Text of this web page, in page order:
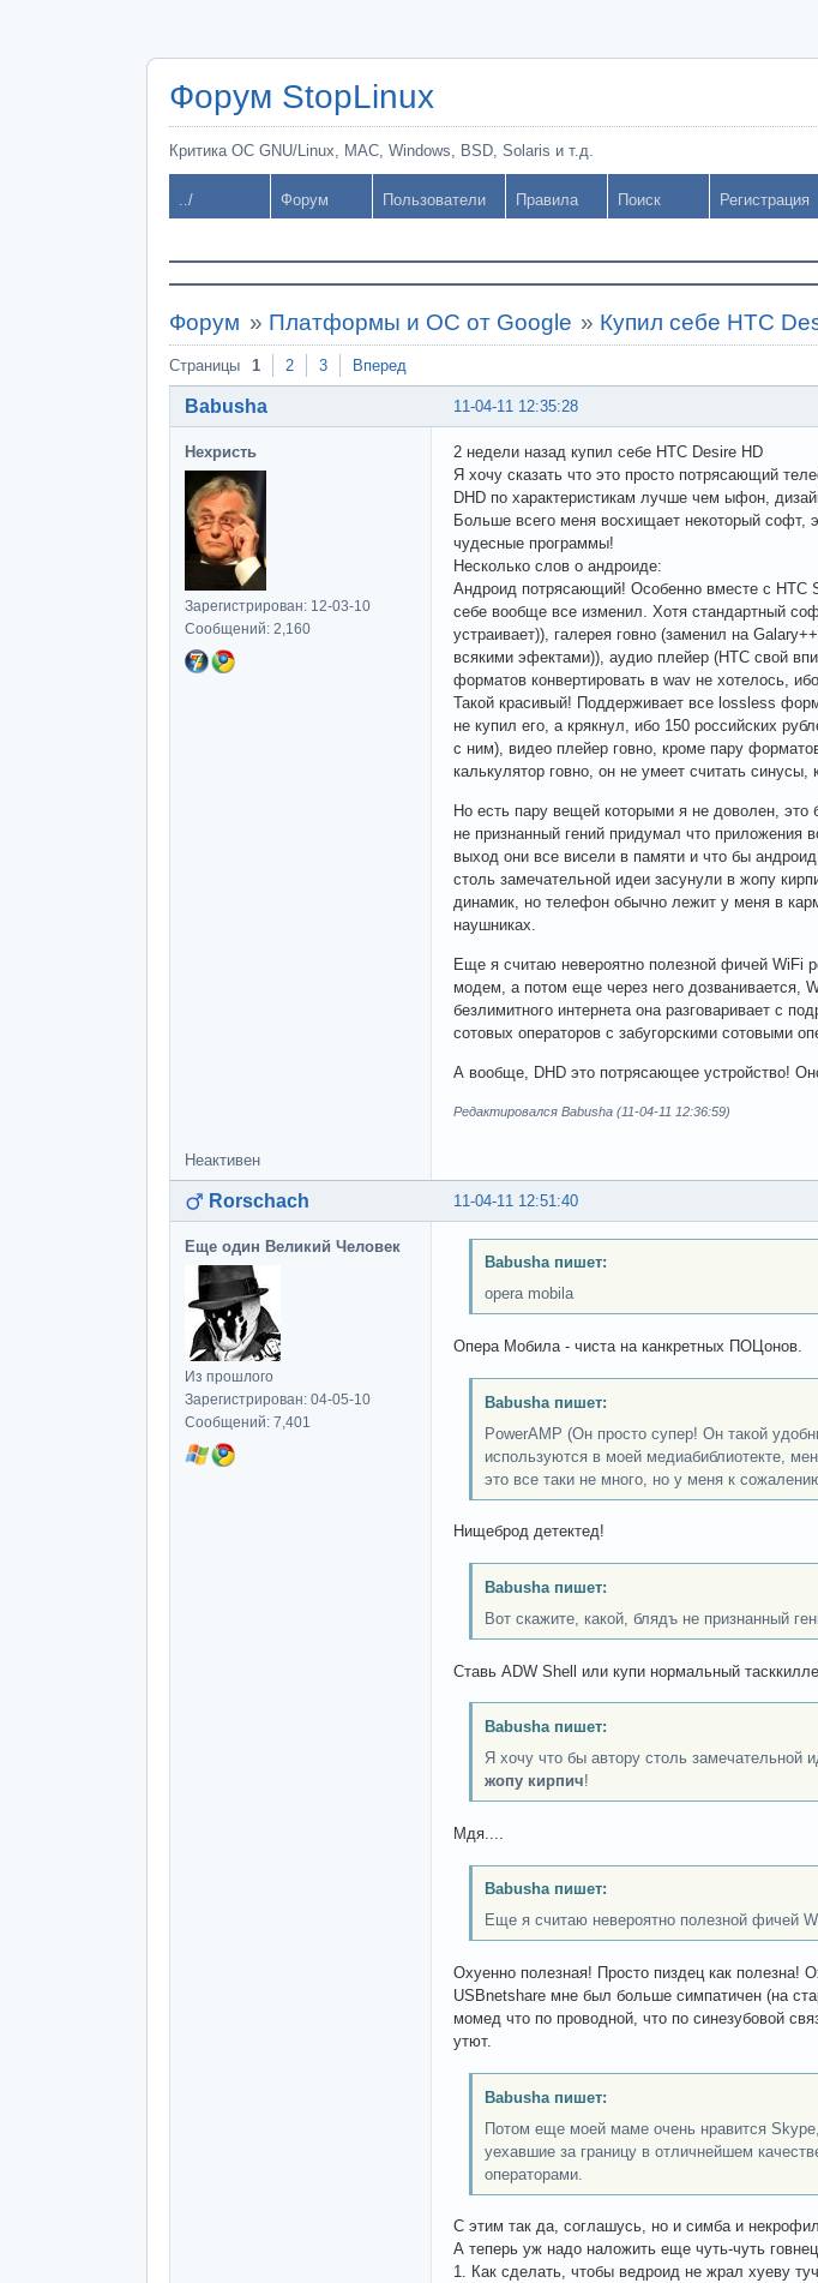
Форум StopLinux
Критика ОС GNU/Linux, MAC, Windows, BSD, Solaris и т.д.
../ Форум Пользователи Правила Поиск Регистрация
Форум » Платформы и ОС от Google » Купил себе HTC
Страницы 1 2 3 Вперед
11-04-11 12:35:28
Babusha
Нехристь
Зарегистрирован: 12-03-10
Сообщений: 2,160
2 недели назад купил себе HTC Desire HD
Я хочу сказать что это просто потрясающий
DHD по характеристикам лучше чем ыфон,
Больше всего меня восхищает некоторый софт,
чудесные программы!
Несколько слов о андроиде:
Андроид потрясающий! Особенно вместе с
себе вообще все изменил. Хотя стандартный
устраивает)), галерея говно (заменил на
всякими эфектами)), аудио плейер (HTC свой
форматов конвертировать в wav не хотелось,
Такой красивый! Поддерживает все lossless
не купил его, а крякнул, ибо 150 российских
с ним), видео плейер говно, кроме пару
калькулятор говно, он не умеет считать
Но есть пару вещей которыми я не доволен,
не признанный гений придумал что
выход они все висели в памяти и что бы
столь замечательной идеи засунули в жопу
динамик, но телефон обычно лежит у меня в
наушниках.
Еще я считаю невероятно полезной фичей WiFi
модем, а потом еще через него дозванивается,
безлимитного интернета она разговаривает с
сотовых операторов с забугорскими сотовыми
А вообще, DHD это потрясающее устройство!
Редактировался Babusha (11-04-11 12:36:59)
Неактивен
11-04-11 12:51:40
Rorschach
Еще один Великий Человек
Из прошлого
Зарегистрирован: 04-05-10
Сообщений: 7,401
Babusha пишет:
opera mobila
Опера Мобила - чиста на канкретных ПОЦонов.
Babusha пишет:
PowerAMP (Он просто супер! Он такой
используются в моей медиабиблиотекте,
это все таки не много, но у меня к
Нищеброд детектед!
Babusha пишет:
Вот скажите, какой, блядъ не признанный
Ставь ADW Shell или купи нормальный
Babusha пишет:
Я хочу что бы автору столь замечательной
жопу кирпич!
Мдя....
Babusha пишет:
Еще я считаю невероятно полезной фичей
Охуенно полезная! Просто пиздец как полезна!
USBnetshare мне был больше симпатичен (на
момед что по проводной, что по синезубовой
утют.
Babusha пишет:
Потом еще моей маме очень нравится
уехавшие за границу в отличнейшем
операторами.
С этим так да, соглашусь, но и симба и
А теперь уж надо наложить еще чуть-чуть
1. Как сделать, чтобы ведроид не жрал хуеву